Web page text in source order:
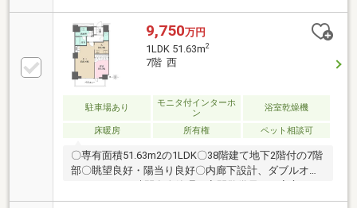
楽湯）機能付■ウルトラファインバブル×マイクロファ
インバブル採用■床暖房をリビングダイニングおよび
キッチンに設置■不忍池・上野公園が望める部屋位
置！15階、日当たり・眺望良好！■ジム・ゲストルー
ム等共用施設も充実〇リノベーション内容〇＊システ
ムキッチン・ユニットバス・洗面化粧台・トイレ交換
＊全壁・全天井クロス貼替＊フローリング・フロアタ
イル張替・全建具・シューズボックス交換 等
9,750万円
1LDK 51.63m2
7階 西
駐車場あり
モニタ付インターホ
ン
浴室乾燥機
床暖房 所有権 ペット相談可
〇専有面積51.63m2の1LDK〇38階建て地下2階付の7階
部〇眺望良好・陽当り良好〇内廊下設計、ダブルオー
ュリティ〇フロントサービス有り（一部有料）〇充実